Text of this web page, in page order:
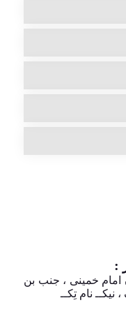
:
امام خمینی ، جنب بن
نام تِکــ